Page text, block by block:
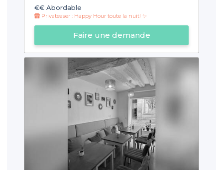
€€ Abordable
Privateaser : Happy Hour toute la nuit! ✨
Faire une demande